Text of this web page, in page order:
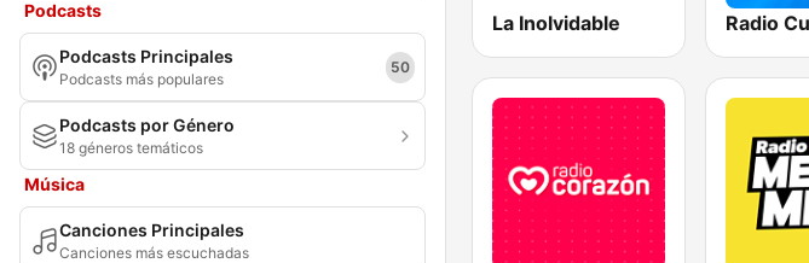
Podcasts
Podcasts Principales
Podcasts más populares
50
Podcasts por Género
18 géneros temáticos
Música
Canciones Principales
Canciones más escuchadas
La Inolvidable Radio